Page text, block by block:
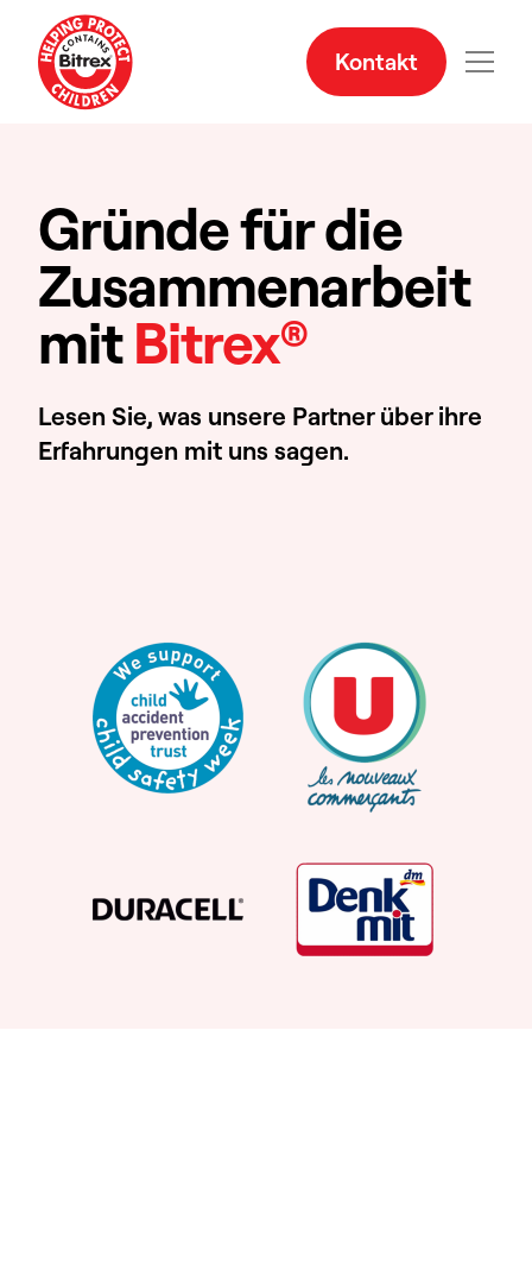
Kontakt
Gründe für die
Zusammenarbeit
mitBitrex®
Lesen Sie, was unsere Partner über ihre
Erfahrungen mit uns sagen.